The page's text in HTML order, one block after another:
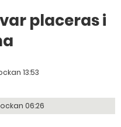
placeras i
13:53
06:26